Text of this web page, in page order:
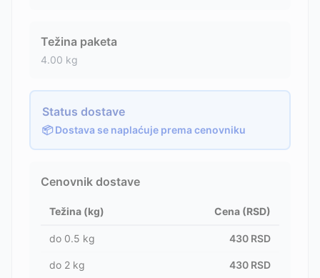
Težina paketa
4.00 kg
Status dostave
📦 Dostava se naplaćuje prema cenovniku
Cenovnik dostave
Težina (kg) Cena (RSD)
do 0.5 kg 430 RSD
do 2 kg 430 RSD